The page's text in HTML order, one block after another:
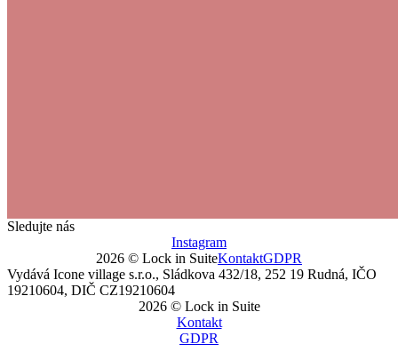
Sledujte nás
Instagram
2026 © Lock in SuiteKontaktGDPR
Vydává Icone village s.r.o., Sládkova 432/18, 252 19 Rudná, IČO
19210604, DIČ CZ19210604
2026 © Lock in Suite
Kontakt
GDPR